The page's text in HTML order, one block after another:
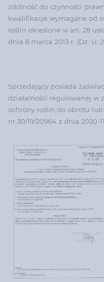
zdolność do czynności
kwalifikacje wymagane od
roślin określone w art. 28
dnia 8 marca 2013 r. (Dz. U.
Sprzedający posiada
działalności regulowanej w
ochrony roślin do obrotu
nr 30/19/20964 z dnia 2020-